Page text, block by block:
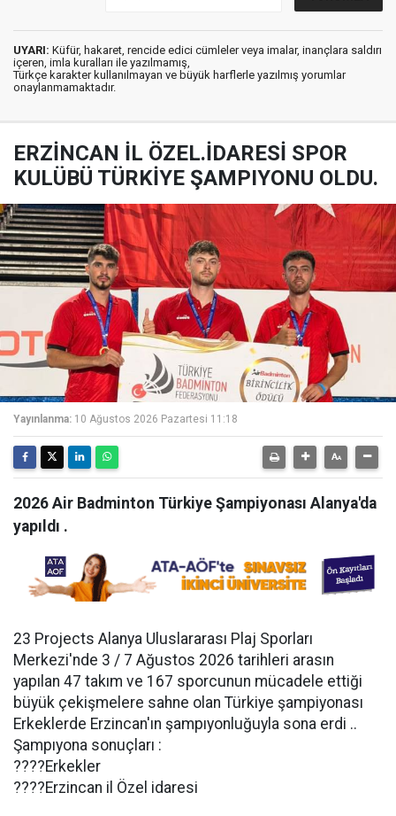
UYARI: Küfür, hakaret, rencide edici cümleler veya imalar, inançlara saldırı
içeren, imla kuralları ile yazılmamış,
Türkçe karakter kullanılmayan ve büyük harflerle yazılmış yorumlar
onaylanmamaktadır.
ERZİNCAN İL ÖZEL.İDARESİ SPOR
KULÜBÜ TÜRKİYE ŞAMPIYONU OLDU.
Yayınlanma: 10 Ağustos 2026 Pazartesi 11:18
2026 Air Badminton Türkiye Şampiyonası Alanya'da
yapıldı .
23 Projects Alanya Uluslararası Plaj Sporları
Merkezi'nde 3 / 7 Ağustos 2026 tarihleri arasın
yapılan 47 takım ve 167 sporcunun mücadele ettiği
büyük çekişmelere sahne olan Türkiye şampiyonası
Erkeklerde Erzincan'ın şampıyonluğuyla sona erdi ..
Şampıyona sonuçları :
????Erkekler
????Erzincan il Özel idaresi